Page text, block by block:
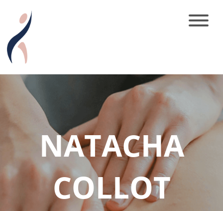
NATACHA
COLLOT